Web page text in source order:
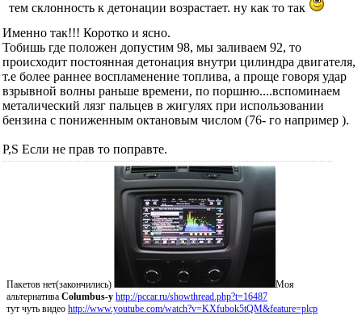
тем склонность к детонации возрастает. ну как то так
Именно так!!! Коротко и ясно.
Тобишь где положен допустим 98, мы заливаем 92, то
происходит постоянная детонация внутри цилиндра двигателя,
т.е более раннее воспламенение топлива, а проще говоря удар
взрывной волны раньше времени, по поршню....вспоминаем
металический лязг пальцев в жигулях при использовании
бензина с пониженным октановым числом (76- го например ).
P,S Если не прав то поправте.
Пакетов нет(закончились)
Моя
альтернатива Columbus-у http://pccar.ru/showthread.php?t=16487
тут чуть видео http://www.youtube.com/watch?v=KXfubok5tQM&feature=plcp